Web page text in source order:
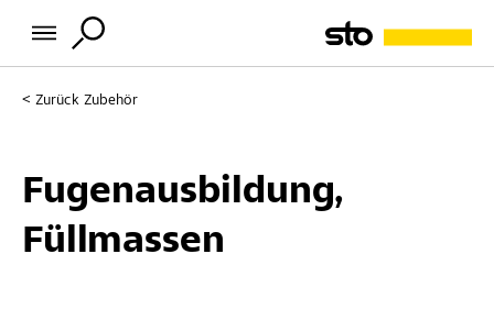
Zurück Zubehör
Fugenausbildung,
Füllmassen